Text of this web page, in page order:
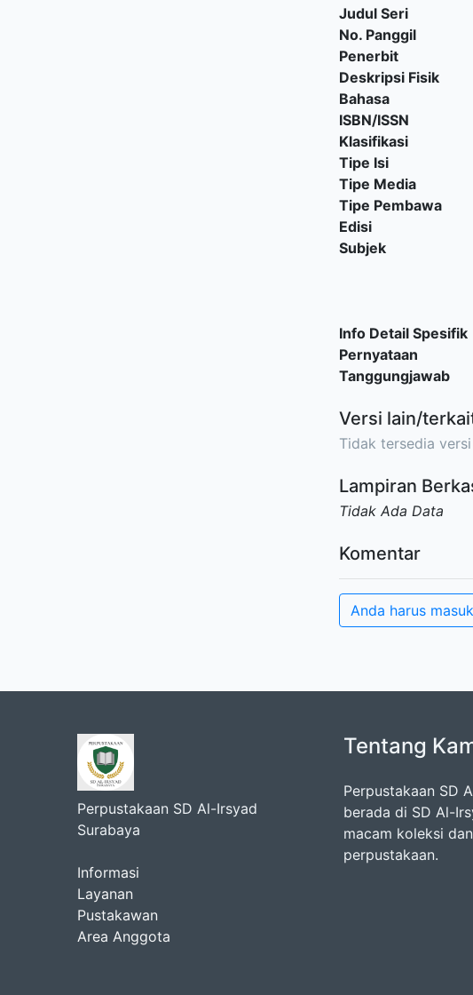
Judul Seri
No. Panggil
Penerbit
Deskripsi Fisik
Bahasa
ISBN/ISSN
Klasifikasi
Tipe Isi
Tipe Media
Tipe Pembawa
Edisi
Subjek
Info Detail Spesifik
Pernyataan
Tanggungjawab
Versi lain/
Tidak tersedia
Lampiran
Tidak Ada Data
Komentar
Anda harus
Perpustakaan SD Al-Irsyad
Surabaya
Informasi
Layanan
Pustakawan
Area Anggota
Tentang
Perpustakaan SD
berada di SD Al-
macam koleksi
perpustakaan.